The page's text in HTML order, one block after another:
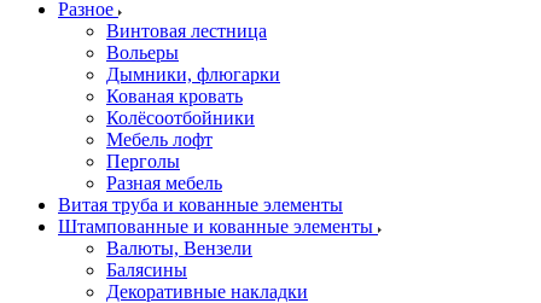
Разное
Винтовая лестница
Вольеры
Дымники, флюгарки
Кованая кровать
Колёсоотбойники
Мебель лофт
Перголы
Разная мебель
Витая труба и кованные элементы
Штампованные и кованные элементы
Валюты, Вензели
Балясины
Декоративные накладки